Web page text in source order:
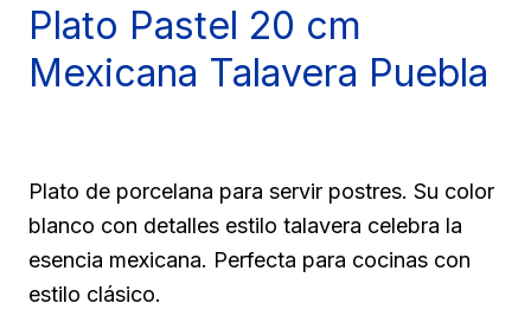
Plato Pastel 20 cm
Mexicana Talavera Puebla
Plato de porcelana para servir postres. Su color
blanco con detalles estilo talavera celebra la
esencia mexicana. Perfecta para cocinas con
estilo clásico.